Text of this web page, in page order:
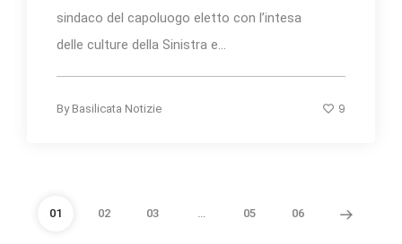
sindaco del capoluogo eletto con l’intesa
delle culture della Sinistra e...
By Basilicata Notizie 9
01 02 03 … 05 06